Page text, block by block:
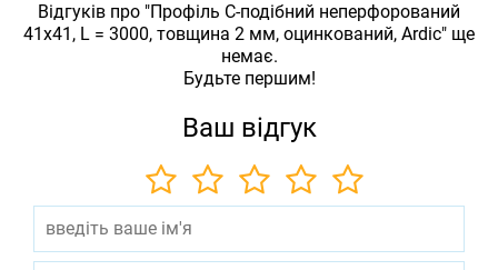
Відгуків про "Профіль С-подібний неперфорований
41х41, L = 3000, товщина 2 мм, оцинкований, Ardic" ще
немає.
Будьте першим!
Ваш відгук